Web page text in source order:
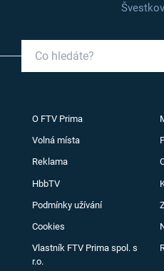
O FTV Prima
Volná místa
Reklama
HbbTV
Podmínky užívání
Cookies
Vlastník FTV Prima spol. s
r.o.